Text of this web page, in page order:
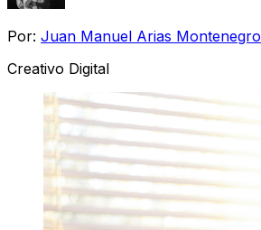
Por: Juan Manuel Arias Montenegro
Creativo Digital